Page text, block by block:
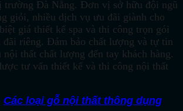
trường Đà Nẵng. Đơn vị sở hữu đội ngũ
giỏi, nhiều dịch vụ ưu đãi giành cho
giá thiết kế spa và thi công trọn gói
đãi riêng. Đảm bảo chất lượng và tự tin
nội thất chất lượng đến tay khách hàng.
tư vấn thiết kế và thi công nội thất
Các loại gỗ nội thất thông dụng